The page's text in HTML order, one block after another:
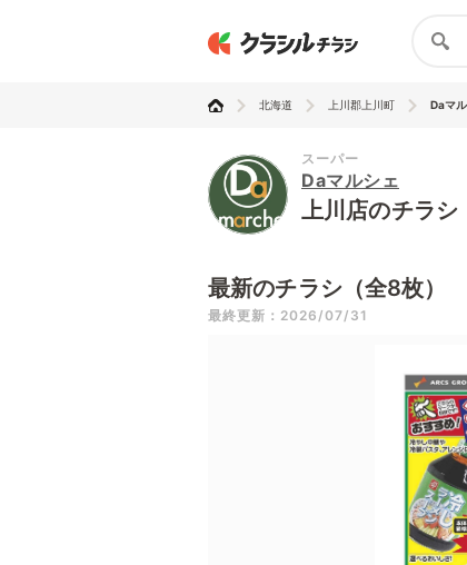
北海道 上川郡上川町 Daマ
スーパー
Daマルシェ
上川店のチラシ
最新のチラシ（全8枚）
最終更新：2026/07/31